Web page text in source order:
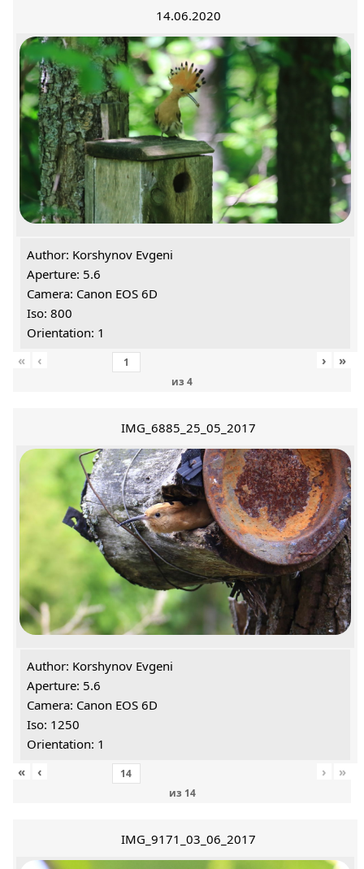
14.06.2020
Author: Korshynov Evgeni
Aperture: 5.6
Camera: Canon EOS 6D
Iso: 800
Orientation: 1
«
‹
из 4
› »
IMG_6885_25_05_2017
Author: Korshynov Evgeni
Aperture: 5.6
Camera: Canon EOS 6D
Iso: 1250
Orientation: 1
«
‹
из 14
› »
IMG_9171_03_06_2017